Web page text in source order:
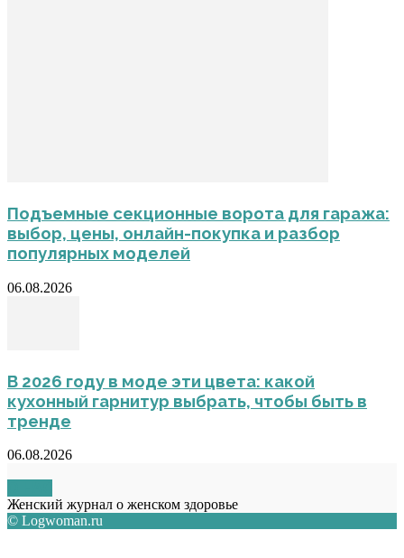
Подъемные секционные ворота для гаража:
выбор, цены, онлайн-покупка и разбор
популярных моделей
06.08.2026
В 2026 году в моде эти цвета: какой
кухонный гарнитур выбрать, чтобы быть в
тренде
06.08.2026
Женский журнал о женском здоровье
© Logwoman.ru